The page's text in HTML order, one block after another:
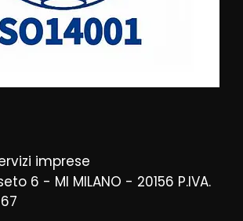
imprese
6 - MI MILANO - 20156 P.IVA.